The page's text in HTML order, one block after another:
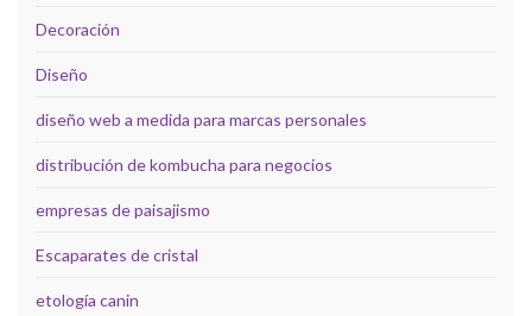
Decoración
Diseño
diseño web a medida para marcas personales
distribución de kombucha para negocios
empresas de paisajismo
Escaparates de cristal
etología canin